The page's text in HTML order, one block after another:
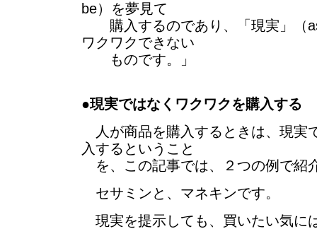
be）を夢見て
購入するのであり、「現実」（
ワクワクできない
ものです。」
●現実ではなくワクワクを購入する
人が商品を購入するときは、現実
入するということ
を、この記事では、２つの例で紹
セサミンと、マネキンです。
現実を提示しても、買いたい気に